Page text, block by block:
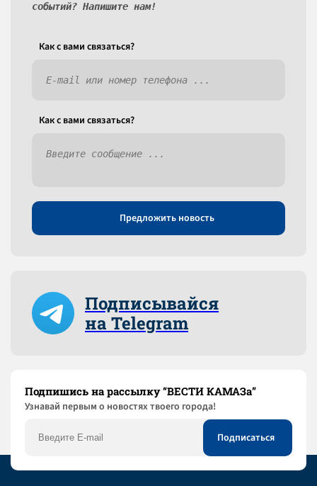
событий? Напишите нам!
Как c вами связаться?
Как c вами связаться?
Предложить новость
Подписывайся
на Telegram
Подпишись на рассылку “ВЕСТИ КАМАЗа”
Узнaвай первым о новостях твоего города!